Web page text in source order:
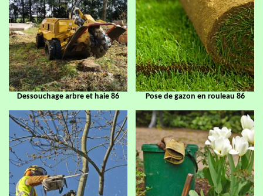
Dessouchage arbre et haie 86 Pose de gazon en rouleau 86